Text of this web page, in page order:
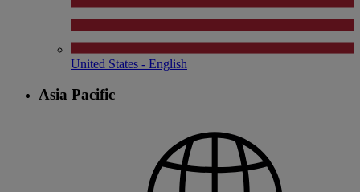
United States - English
Asia Pacific